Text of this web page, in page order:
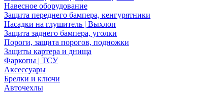
Навесное оборудование
Защита переднего бампера, кенгурятники
Насадки на глушитель | Выхлоп
Защита заднего бампера, уголки
Пороги, защита порогов, подножки
Защиты картера и днища
Фаркопы | ТСУ
Аксессуары
Брелки и ключи
Авточехлы